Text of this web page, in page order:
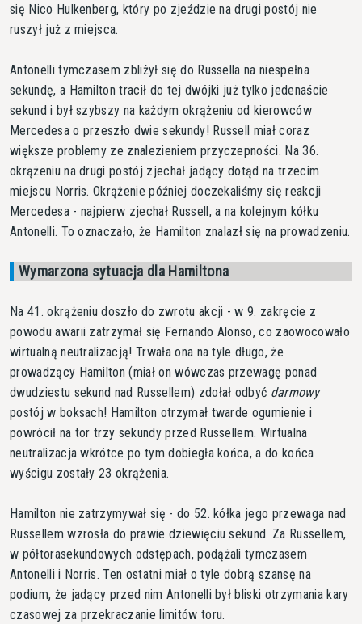
się Nico Hulkenberg, który po zjeździe na drugi postój nie
ruszył już z miejsca.
Antonelli tymczasem zbliżył się do Russella na niespełna
sekundę, a Hamilton tracił do tej dwójki już tylko jedenaście
sekund i był szybszy na każdym okrążeniu od kierowców
Mercedesa o przeszło dwie sekundy! Russell miał coraz
większe problemy ze znalezieniem przyczepności. Na 36.
okrążeniu na drugi postój zjechał jadący dotąd na trzecim
miejscu Norris. Okrążenie później doczekaliśmy się reakcji
Mercedesa - najpierw zjechał Russell, a na kolejnym kółku
Antonelli. To oznaczało, że Hamilton znalazł się na prowadzeniu.
Wymarzona sytuacja dla Hamiltona
Na 41. okrążeniu doszło do zwrotu akcji - w 9. zakręcie z
powodu awarii zatrzymał się Fernando Alonso, co zaowocowało
wirtualną neutralizacją! Trwała ona na tyle długo, że
prowadzący Hamilton (miał on wówczas przewagę ponad
dwudziestu sekund nad Russellem) zdołał odbyć darmowy
postój w boksach! Hamilton otrzymał twarde ogumienie i
powrócił na tor trzy sekundy przed Russellem. Wirtualna
neutralizacja wkrótce po tym dobiegła końca, a do końca
wyścigu zostały 23 okrążenia.
Hamilton nie zatrzymywał się - do 52. kółka jego przewaga nad
Russellem wzrosła do prawie dziewięciu sekund. Za Russellem,
w półtorasekundowych odstępach, podążali tymczasem
Antonelli i Norris. Ten ostatni miał o tyle dobrą szansę na
podium, że jadący przed nim Antonelli był bliski otrzymania kary
czasowej za przekraczanie limitów toru.